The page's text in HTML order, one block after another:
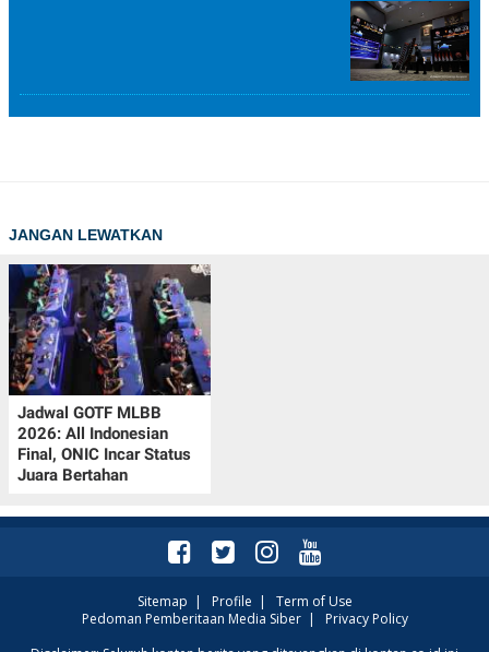
JANGAN LEWATKAN
Jadwal GOTF MLBB
2026: All Indonesian
Final, ONIC Incar Status
Juara Bertahan
Sitemap | Profile | Term of Use
Pedoman Pemberitaan Media Siber| Privacy Policy